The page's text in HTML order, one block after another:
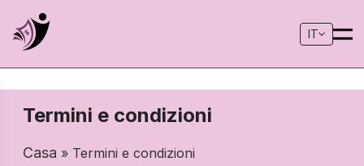
IT
Termini e condizioni
Casa » Termini e condizioni